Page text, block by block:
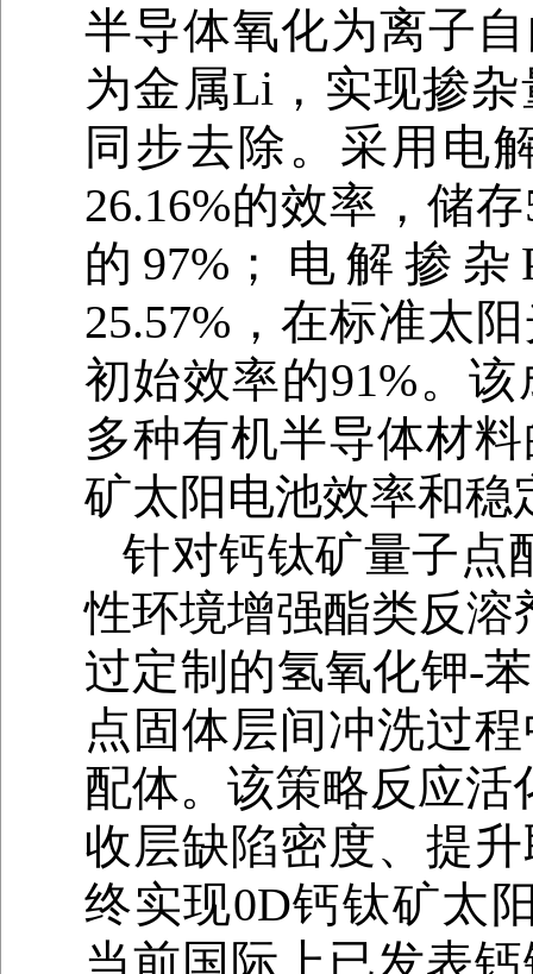
半导体氧化为离子
为金属Li，实现掺
同步去除。采用电
26.16%的效率，储
的97%；电解掺
25.57%，在标准太
初始效率的91%。
多种有机半导体材
矿太阳电池效率和稳
针对钙钛矿量子点
性环境增强酯类反溶
过定制的氢氧化钾-
点固体层间冲洗过
配体。该策略反应
收层缺陷密度、提
终实现0D钙钛矿太
当前国际上已发表